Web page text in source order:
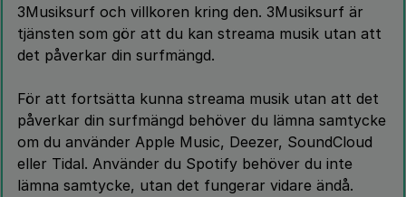
3Musiksurf och villkoren kring den. 3Musiksurf är
tjänsten som gör att du kan streama musik utan att
det påverkar din surfmängd.
För att fortsätta kunna streama musik utan att det
påverkar din surfmängd behöver du lämna samtycke
om du använder Apple Music, Deezer, SoundCloud
eller Tidal. Använder du Spotify behöver du inte
lämna samtycke, utan det fungerar vidare ändå.